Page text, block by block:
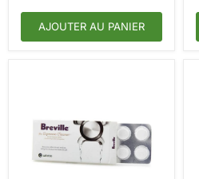
AJOUTER AU PANIER